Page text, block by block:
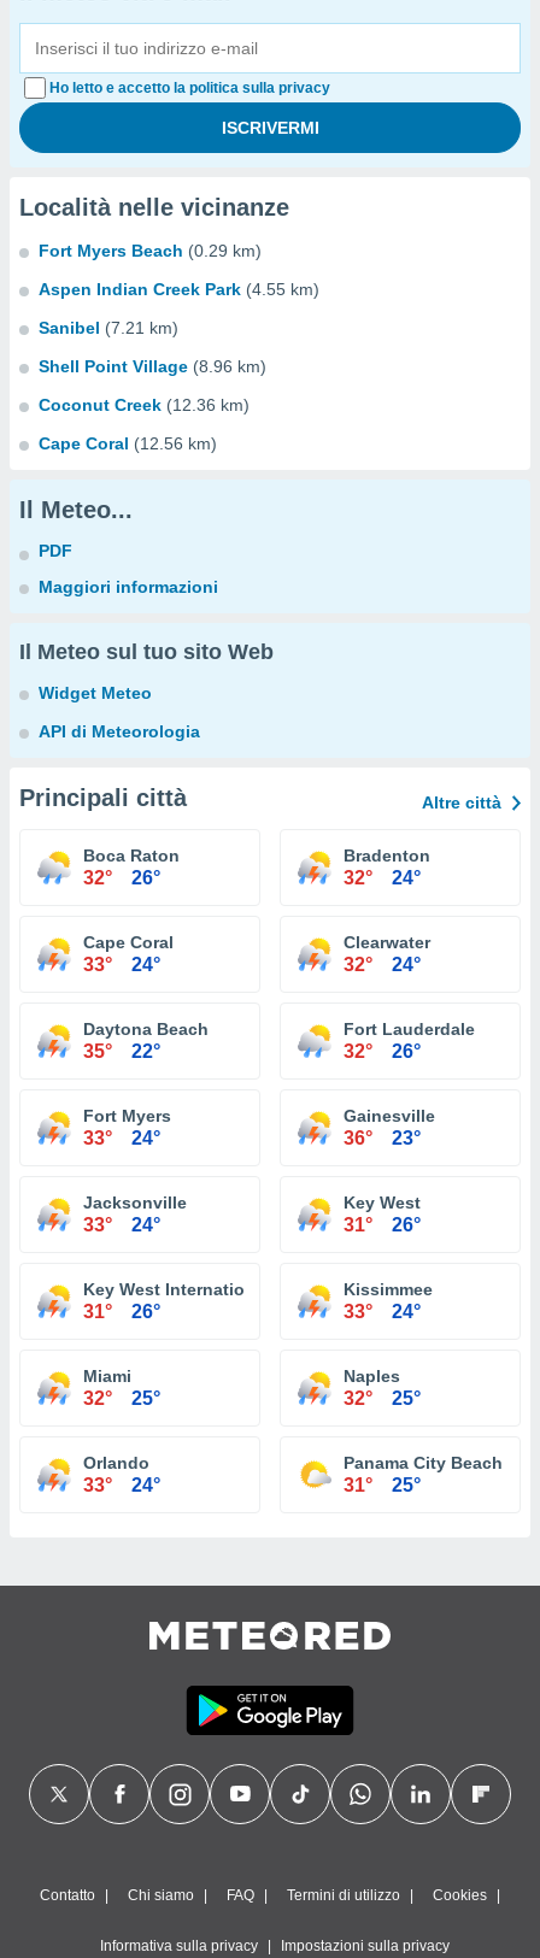
Ho letto e accetto la politica sulla privacy
Località nelle vicinanze
Fort Myers Beach (0.29 km)
Aspen Indian Creek Park (4.55 km)
Sanibel (7.21 km)
Shell Point Village (8.96 km)
Coconut Creek (12.36 km)
Cape Coral (12.56 km)
Il Meteo...
PDF
Maggiori informazioni
Il Meteo sul tuo sito Web
Widget Meteo
API di Meteorologia
Principali città Altre città
Boca Raton
32° 26°
Bradenton
32° 24°
Cape Coral
33° 24°
Clearwater
32° 24°
Daytona Beach
35° 22°
Fort Lauderdale
32° 26°
Fort Myers
33° 24°
Gainesville
36° 23°
Jacksonville
33° 24°
Key West
31° 26°
Key West International Airport
31° 26°
Kissimmee
33° 24°
Miami
32° 25°
Naples
32° 25°
Orlando
33° 24°
Panama City Beach
31° 25°
Contatto Chi siamo FAQ Termini di utilizzo Cookies
Informativa sulla privacy Impostazioni sulla privacy